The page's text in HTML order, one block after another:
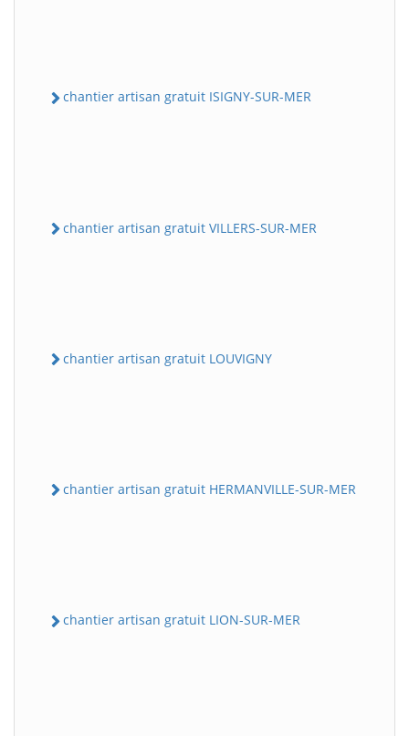
chantier artisan gratuit ISIGNY-SUR-MER
chantier artisan gratuit VILLERS-SUR-MER
chantier artisan gratuit LOUVIGNY
chantier artisan gratuit HERMANVILLE-SUR-MER
chantier artisan gratuit LION-SUR-MER